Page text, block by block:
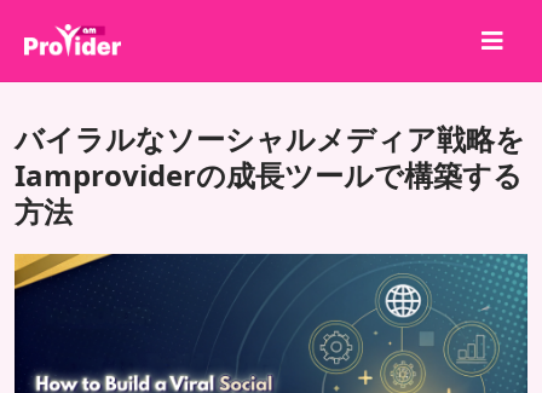
会社概要
ログイン
サインアップ
サービス
利用規約
バイラルなソーシャルメディア戦略を
Iamproviderの成長ツールで構築する
方法